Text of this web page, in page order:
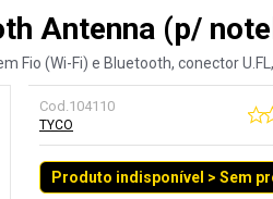
Antenna (p/
(Wi-Fi) e Bluetooth, conector
Cod.104110
TYCO
Produto indisponível > Sem